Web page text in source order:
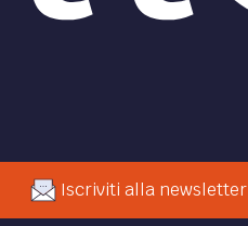
Iscriviti alla newsletter